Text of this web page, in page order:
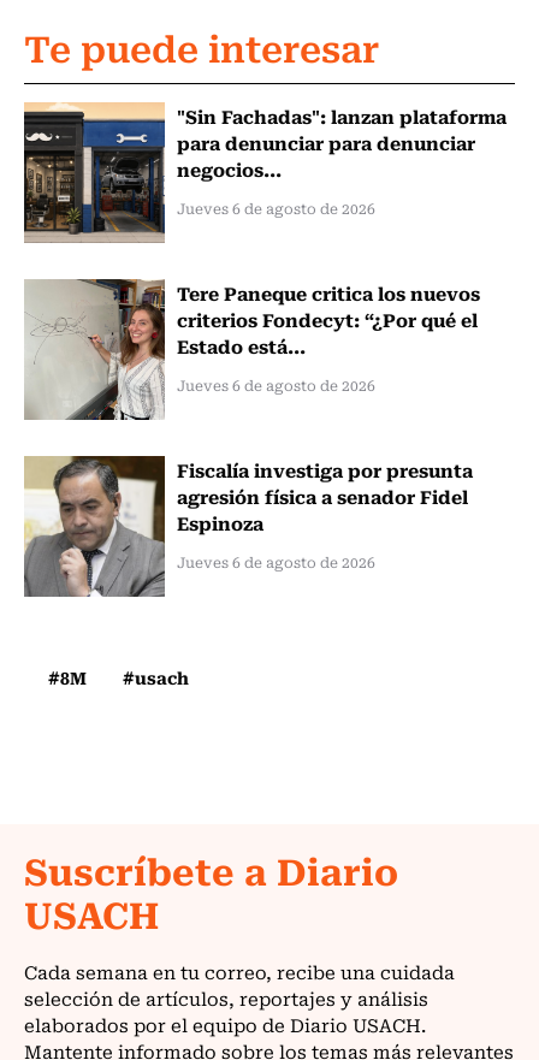
Te puede interesar
"Sin Fachadas": lanzan plataforma
para denunciar para denunciar
negocios...
Jueves 6 de agosto de 2026
Tere Paneque critica los nuevos
criterios Fondecyt: “¿Por qué el
Estado está...
Jueves 6 de agosto de 2026
Fiscalía investiga por presunta
agresión física a senador Fidel
Espinoza
Jueves 6 de agosto de 2026
#8M #usach